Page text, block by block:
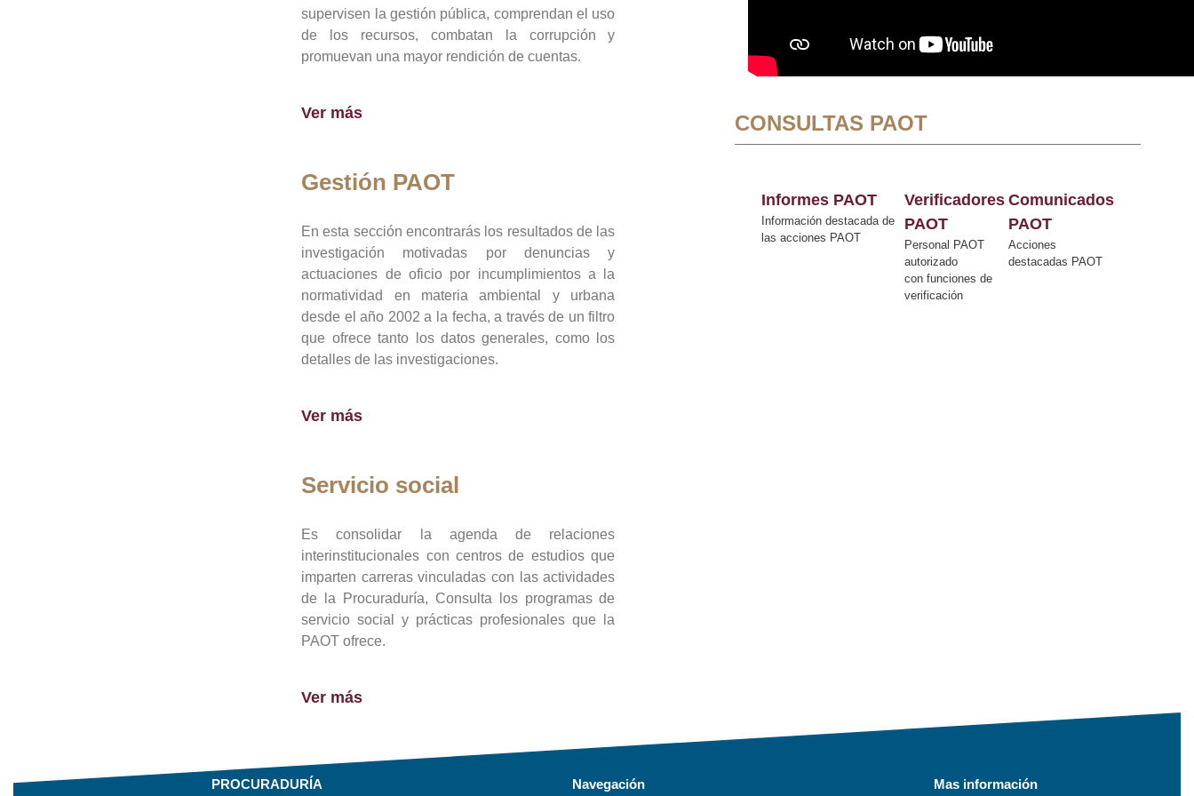
supervisen la gestión pública, comprendan el uso
de los recursos, combatan la corrupción y
promuevan una mayor rendición de cuentas.
Ver más
Gestión PAOT
En esta sección encontrarás los resultados de las
investigación motivadas por denuncias y
actuaciones de oficio por incumplimientos a la
normatividad en materia ambiental y urbana
desde el año 2002 a la fecha, a través de un filtro
que ofrece tanto los datos generales, como los
detalles de las investigaciones.
Ver más
Servicio social
Es consolidar la agenda de relaciones
interinstitucionales con centros de estudios que
imparten carreras vinculadas con las actividades
de la Procuraduría, Consulta los programas de
servicio social y prácticas profesionales que la
PAOT ofrece.
Ver más
CONSULTAS PAOT
Informes PAOT
Información destacada de
las acciones PAOT
Verificadores
PAOT
Personal PAOT
autorizado
con funciones de
verificación
Comunicados
PAOT
Acciones
destacadas PAOT
PROCURADURÍA Navegación Mas información